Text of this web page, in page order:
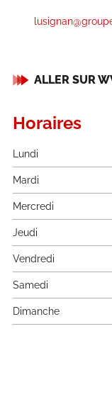
ALLER SUR
Horaires
Lundi
Mardi
Mercredi
Jeudi
Vendredi
Samedi
Dimanche